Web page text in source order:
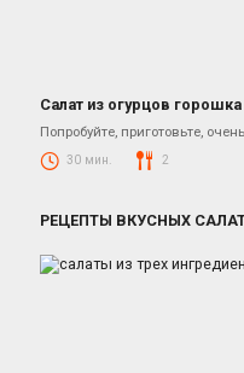
Простые салаты
Салат из огурцов
Попробуйте, приготовьте,
30 мин. 2
РЕЦЕПТЫ ВКУСНЫХ